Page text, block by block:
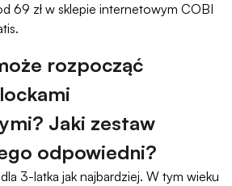
69 zł w sklepie internetowym COBI
rozpocząć
Jaki zestaw
odpowiedni?
3-latka jak najbardziej. W tym wieku